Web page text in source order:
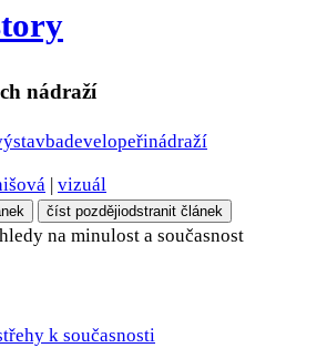
nádraží
developeřinádraží
vizuál
číst pozdějiodstranit článek
na minulost a současnost
k současnosti